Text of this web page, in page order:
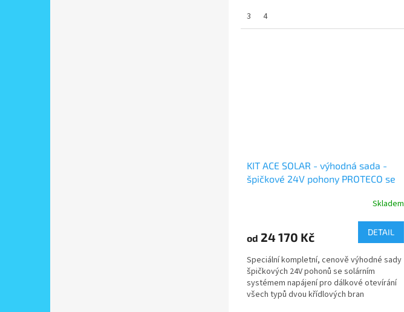
3
4
KIT ACE SOLAR - výhodná sada -
špičkové 24V pohony PROTECO se
Skladem
od 24 170 Kč DETAIL
Speciální kompletní, cenově výhodné sady
špičkových 24V pohonů se solárním
systémem napájení pro dálkové otevírání
všech typů dvou křídlových bran